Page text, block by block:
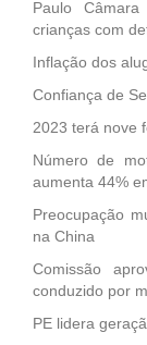
Paulo
crianças com
Inflação dos
Confiança de
2023 terá nove
Número de
aumenta 44%
Preocupação
na China
Comissão
conduzido por
PE lidera